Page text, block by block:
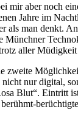
mir aber noch
Jahre im
als man denkt.
Münchner
aller
zweite
nur digital,
Blut“. Eintritt